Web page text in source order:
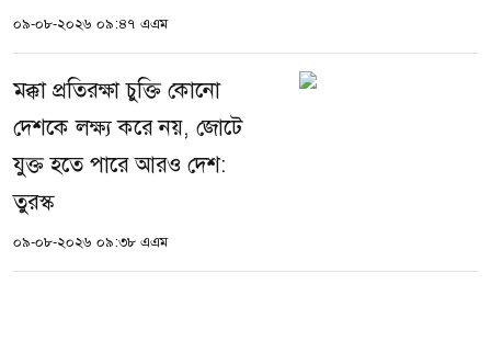
০৯-০৮-২০২৬ ০৯:৪৭ এএম
মক্কা প্রতিরক্ষা চুক্তি কোনো
দেশকে লক্ষ্য করে নয়, জোটে
যুক্ত হতে পারে আরও দেশ:
তুরস্ক
০৯-০৮-২০২৬ ০৯:৩৮ এএম